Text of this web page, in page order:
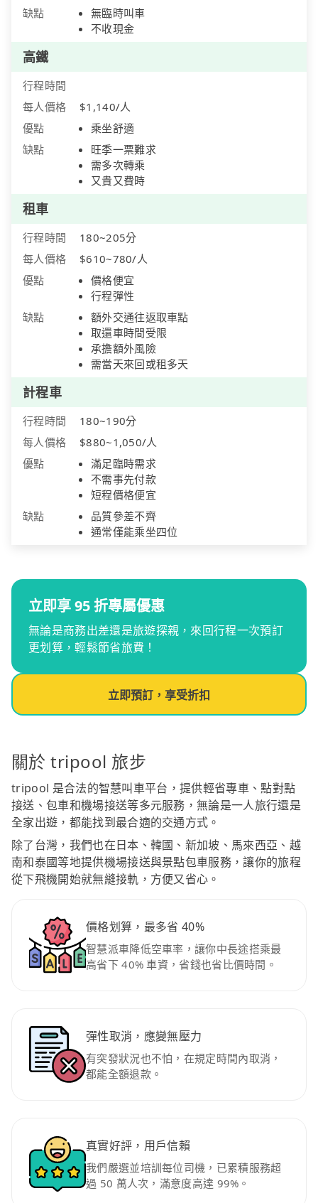
缺點
無臨時叫車
不收現金
高鐵
行程時間
每人價格
$1,140/人
優點
乘坐舒適
缺點
旺季一票難求
需多次轉乘
又貴又費時
租車
行程時間
180~205分
每人價格
$610~780/人
優點
價格便宜
行程彈性
缺點
額外交通往返取車點
取還車時間受限
承擔額外風險
需當天來回或租多天
計程車
行程時間
180~190分
每人價格
$880~1,050/人
優點
滿足臨時需求
不需事先付款
短程價格便宜
缺點
品質參差不齊
通常僅能乘坐四位
立即享 95 折專屬優惠
無論是商務出差還是旅遊探親，來回行程一次預訂
更划算，輕鬆節省旅費！
立即預訂，享受折扣
關於 tripool 旅步
tripool 是合法的智慧叫車平台，提供輕省專車、點對點
接送、包車和機場接送等多元服務，無論是一人旅行還是
全家出遊，都能找到最合適的交通方式。
除了台灣，我們也在日本、韓國、新加坡、馬來西亞、越
南和泰國等地提供機場接送與景點包車服務，讓你的旅程
從下飛機開始就無縫接軌，方便又省心。
價格划算，最多省 40%
智慧派車降低空車率，讓你中長途搭乘最
高省下 40% 車資，省錢也省比價時間。
彈性取消，應變無壓力
有突發狀況也不怕，在規定時間內取消，
都能全額退款。
真實好評，用戶信賴
我們嚴選並培訓每位司機，已累積服務超
過 50 萬人次，滿意度高達 99%。